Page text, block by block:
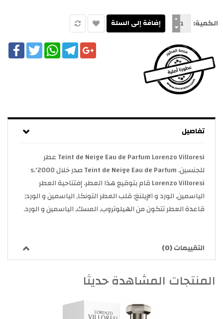
الكمية:
Twitter
WhatsAppTelegramGoogle+
تفاصيل
Teint de Neige Eau de Parfum Lorenzo Villoresi عطر
للجنسين. Teint de Neige Eau de Parfum صدر خلال 2000's.
Lorenzo Villoresi قام بتوقيع هذا العطر. إفتتاحية العطر
الياسمين, الورد و الإيلنغ; قلب العطر التونكا, الياسمين و الورد;
قاعدة العطر تتكون من الهيلوتروب, المسك, الياسمين و الورد.
التقييمات (0)
المنتجات المشاهدة حديثا